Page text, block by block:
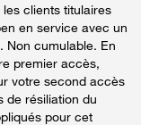
clients titulaires
en service avec un
Non cumulable. En
premier accès,
votre second accès
de résiliation du
pour cet